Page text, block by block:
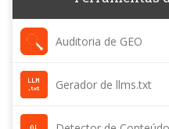
Auditoria de GEO
Gerador de llms.txt